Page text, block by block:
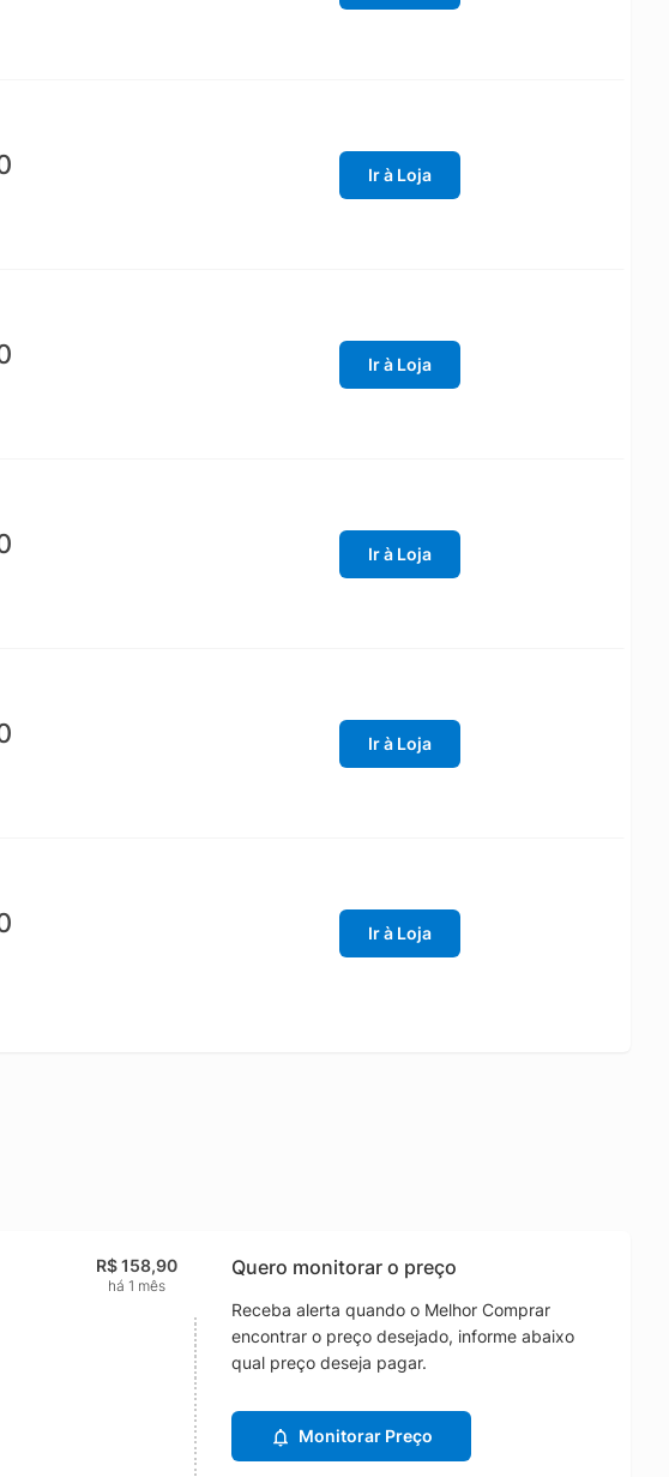
Ir à Loja
Ir à Loja
Ir à Loja
Ir à Loja
Ir à Loja
R$ 158,90
há 1 mês
Quero monitorar o preço
Receba alerta quando o Melhor Comprar
encontrar o preço desejado, informe abaixo
qual preço deseja pagar.
Monitorar Preço